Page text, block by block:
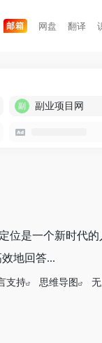
邮箱 网盘 翻译
副业项目网
位是一个新时代
地回答...
支持 思维导图